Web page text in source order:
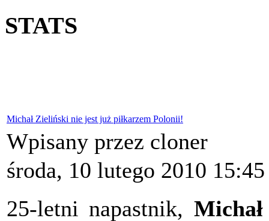
STATS
Michał Zieliński nie jest już piłkarzem Polonii!
Wpisany przez cloner
środa, 10 lutego 2010 15:45
25-letni napastnik,